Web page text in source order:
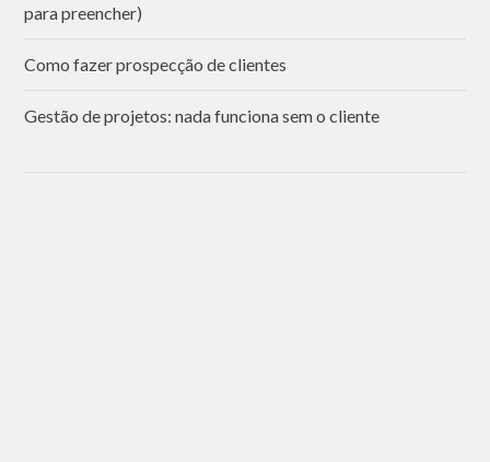
para preencher)
Como fazer prospecção de clientes
Gestão de projetos: nada funciona sem o cliente